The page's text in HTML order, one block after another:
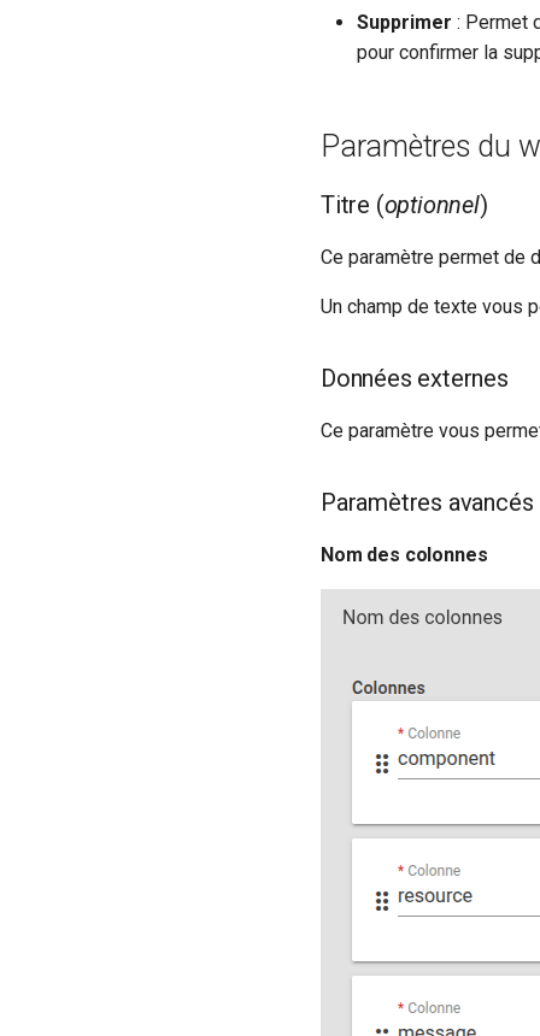
Supprimer : Permet
pour confirmer la
Paramètres du
Titre (optionnel)
Ce paramètre permet de
Un champ de texte vous
Données externes
Ce paramètre vous
Paramètres avancés
Nom des colonnes